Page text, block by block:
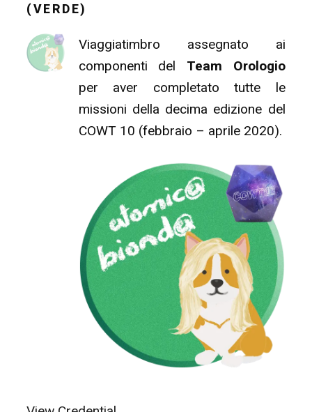
(VERDE)
Viaggiatimbro assegnato ai
componenti del Team Orologio
per aver completato tutte le
missioni della decima edizione del
COWT 10 (febbraio – aprile 2020).